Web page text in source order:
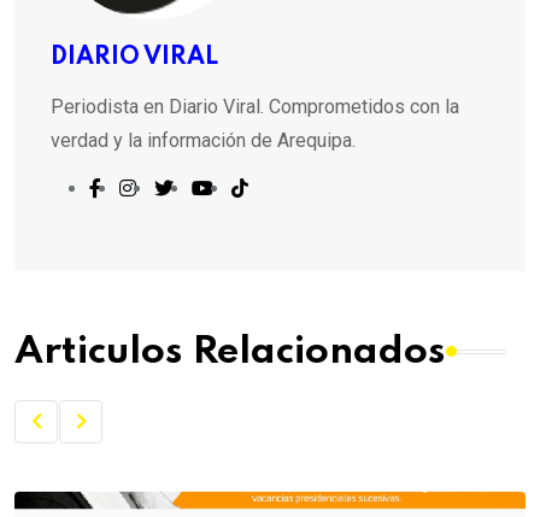
DIARIO VIRAL
Periodista en Diario Viral. Comprometidos con la
verdad y la información de Arequipa.
Articulos Relacionados